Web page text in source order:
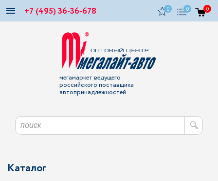
+7 (495) 36-36-678 0 0 0
мегамаркет ведущего
российского поставщика
автопринадлежностей
Каталог